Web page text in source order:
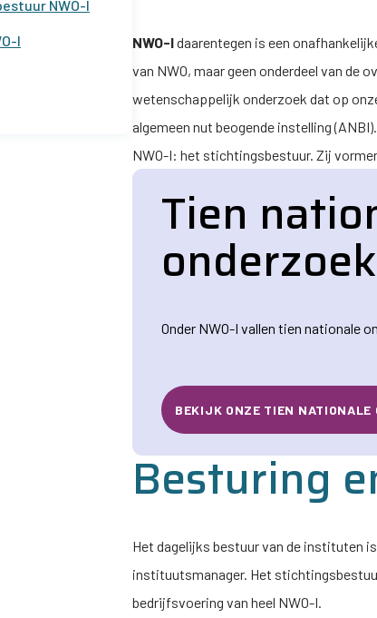
NWO-I
I NWO-Idaarentegen is een
van NWO, maar geen onderdeel van de
wetenschappelijk onderzoek dat op
algemeen nut beogende instelling
NWO-I: het stichtingsbestuur. Zij
Tien
Onder NWO-I vallen tien nationale
BEKIJK ONZE TIEN NATIONALE
Besturing
Het dagelijks bestuur van de instituten
instituutsmanager. Het
bedrijfsvoering van heel NWO-I